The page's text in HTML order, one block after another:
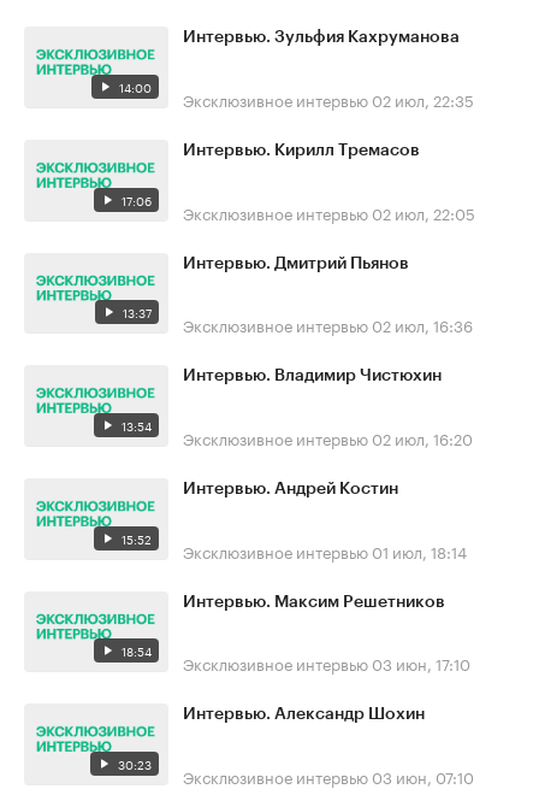
14:00
Интервью. Зульфия Кахруманова
Эксклюзивное интервью 02 июл, 22:35
17:06
Интервью. Кирилл Тремасов
Эксклюзивное интервью 02 июл, 22:05
13:37
Интервью. Дмитрий Пьянов
Эксклюзивное интервью 02 июл, 16:36
13:54
Интервью. Владимир Чистюхин
Эксклюзивное интервью 02 июл, 16:20
15:52
Интервью. Андрей Костин
Эксклюзивное интервью 01 июл, 18:14
18:54
Интервью. Максим Решетников
Эксклюзивное интервью 03 июн, 17:10
30:23
Интервью. Александр Шохин
Эксклюзивное интервью 03 июн, 07:10